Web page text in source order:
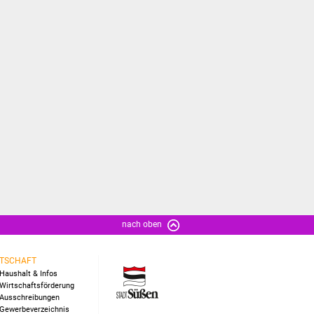
nach oben
Haushalt & Infos
Wirtschaftsförderung
Ausschreibungen
Gewerbeverzeichnis